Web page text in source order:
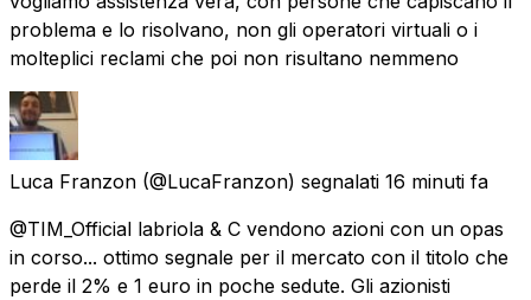
problema e lo risolvano, non gli operatori virtuali o i
molteplici reclami che poi non risultano nemmeno
Luca Franzon (@LucaFranzon) segnalati 16 minuti fa
@TIM_Official labriola & C vendono azioni con un opas
in corso... ottimo segnale per il mercato con il titolo che
perde il 2% e 1 euro in poche sedute. Gli azionisti